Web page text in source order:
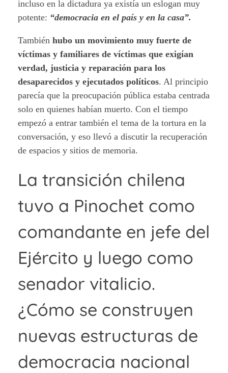
incluso en la dictadura ya existía un eslogan muy
potente: “democracia en el país y en la casa”.
También hubo un movimiento muy fuerte de
víctimas y familiares de víctimas que exigían
verdad, justicia y reparación para los
desaparecidos y ejecutados políticos. Al principio
parecía que la preocupación pública estaba centrada
solo en quienes habían muerto. Con el tiempo
empezó a entrar también el tema de la tortura en la
conversación, y eso llevó a discutir la recuperación
de espacios y sitios de memoria.
La transición chilena
tuvo a Pinochet como
comandante en jefe del
Ejército y luego como
senador vitalicio.
¿Cómo se construyen
nuevas estructuras de
democracia nacional